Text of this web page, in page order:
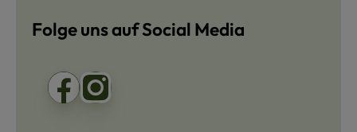
Folge uns auf Social Media